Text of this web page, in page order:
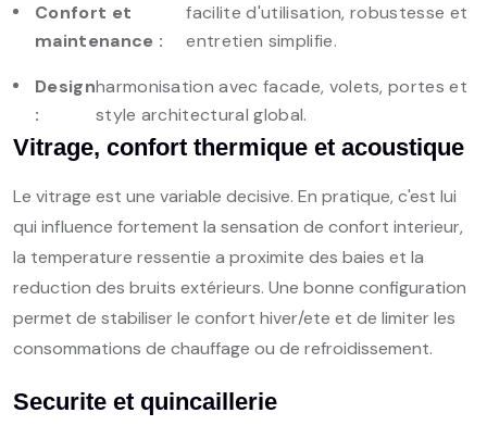
Confort et
maintenance :
facilite d'utilisation, robustesse et
entretien simplifie.
Design
:
harmonisation avec facade, volets, portes et
style architectural global.
Vitrage, confort thermique et acoustique
Le vitrage est une variable decisive. En pratique, c'est lui
qui influence fortement la sensation de confort interieur,
la temperature ressentie a proximite des baies et la
reduction des bruits extérieurs. Une bonne configuration
permet de stabiliser le confort hiver/ete et de limiter les
consommations de chauffage ou de refroidissement.
Securite et quincaillerie